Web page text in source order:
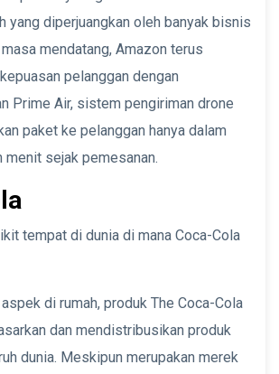
yang diperjuangkan oleh banyak bisnis
mendatang, Amazon terus
pelanggan dengan
Prime Air, sistem pengiriman drone
paket ke pelanggan hanya dalam
menit sejak pemesanan.
tempat di dunia di mana Coca-Cola
di rumah, produk The Coca-Cola
dan mendistribusikan produk
dunia. Meskipun merupakan merek